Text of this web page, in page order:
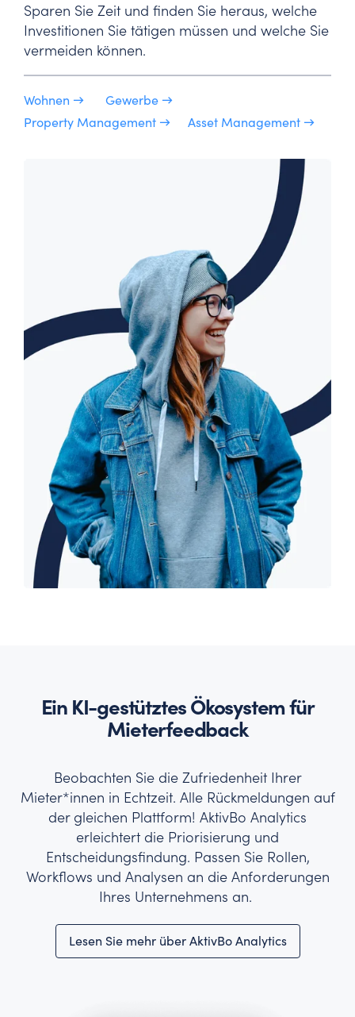
Sparen Sie Zeit und finden Sie heraus, welche
Investitionen Sie tätigen müssen und welche Sie
vermeiden können.
Wohnen →
Gewerbe →
Property Management →
Asset Management →
Ein KI-gestütztes Ökosystem für
Mieterfeedback
Beobachten Sie die Zufriedenheit Ihrer
Mieter*innen in Echtzeit. Alle Rückmeldungen auf
der gleichen Plattform! AktivBo Analytics
erleichtert die Priorisierung und
Entscheidungsfindung. Passen Sie Rollen,
Workflows und Analysen an die Anforderungen
Ihres Unternehmens an.
Lesen Sie mehr über AktivBo Analytics